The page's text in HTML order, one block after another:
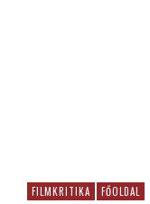
FILMKRITIKA FŐOLDAL